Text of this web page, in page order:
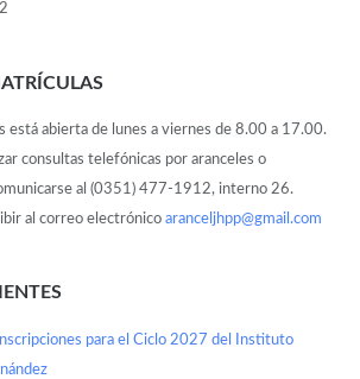
está abierta de lunes a viernes de 8.00 a 17.00.
consultas telefónicas por aranceles o
al (0351) 477-1912, interno 26.
al correo electrónico aranceljhpp@gmail.com
para el Ciclo 2027 del Instituto